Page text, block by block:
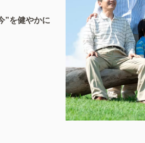
”を健やかに